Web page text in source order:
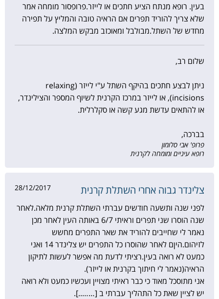
בעין. רופא מנתח הציע חתכים או לייזר.פרופסור מומחה אמר
שלא צריך להוריד תפרים אם הראיה טובה והמליץ על תפירה
מחדש של השתל.מבולבל ומאוכזב מבקש המלצה.
שלום רב,
ניתן לבצע חתכים בהיקף השתל ע"י לייזר (relaxing
incisions), או לייזר במרכז הקרנית לשיוף המספר והצילינדר,
או להתאים עדשת מגע קשה או סקלרלית.
בברכה,
פרופ' אבי סלומון
רופא עיניים ומומחה לקרנית
צלינדר גבוה אחרי השתלת קרנית 28/12/2017
לפני שנה ותשעה חודשים עברתי השתלת קרנית מלאה.לאחר
שנה הוסרו שני תפרים וראיתי 6/7 באותה העין לאחר מכן
נאמר לי שחייבים להוריד את שאר התפרים מחשש
לזיהום.היןם לאחר שהוסרו כל התפרים יש צלינדר 14 ואני
כמעט לא רואה בעין.רציתי לדעת מה אפשר לעשות לתיקון
הראיה(נאמר לי חיתוך בקרנית או לייזר).
אני מתוסכל מאוד כי כבר ראיתי מצויין ועכשיו כמעט ולא רואה
יש לציין שאת כל התהליך עברתי ב [……..].